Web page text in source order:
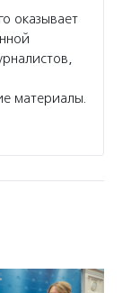
оказывает
материалы.